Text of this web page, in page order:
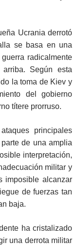
Ucrania derrotó
se basa en una
radicalmente
Según esta
la toma de Kiev y
del gobierno
títere prorruso.
principales
de una amplia
interpretación,
militar y
imposible alcanzar
de fuerzas tan
baja.
ha cristalizado
una derrota militar